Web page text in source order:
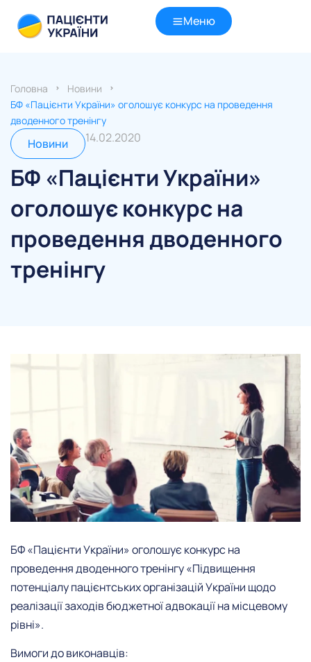
Меню
Головна
Новини
БФ «Пацієнти України» оголошує конкурс на проведення
дводенного тренінгу
Новини 14.02.2020
БФ «Пацієнти України»
оголошує конкурс на
проведення дводенного
тренінгу
БФ «Пацієнти України» оголошує конкурс на
проведення дводенного тренінгу «Підвищення
потенціалу пацієнтських організацій України щодо
реалізації заходів бюджетної адвокації на місцевому
рівні».
Вимоги до виконавців: